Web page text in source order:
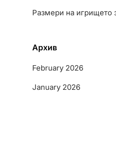
Размери на игрището
Архив
February 2026
January 2026